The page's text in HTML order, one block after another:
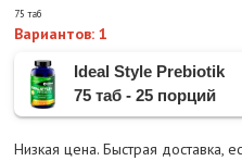
75 таб
Вариантов: 1
Ideal Style Prebiotik
75 таб - 25 порций
Низкая цена. Быстрая доставка,